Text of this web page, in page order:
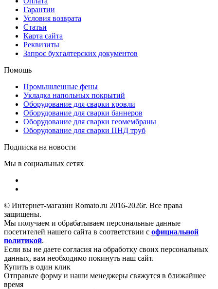
Гарантии
Условия возврата
Статьи
Карта сайта
Реквизиты
Запрос бухгалтерских документов
Помощь
Промышленные фены
Укладка напольных покрытий
Оборудование для сварки кровли
Оборудование для сварки баннеров
Оборудование для сварки геомембраны
Оборудование для сварки ПНД труб
Подписка на новости
Мы в социальных сетях
© Интернет-магазин Romato.ru 2016-2026г. Все права
защищены.
Мы получаем и обрабатываем персональные данные
посетителей нашего сайта в соответствии с официальной
политикой.
Если вы не даете согласия на обработку своих персональных
данных, вам необходимо покинуть наш сайт.
Купить в один клик
Отправьте форму и наши менеджеры свяжутся в ближайшее
время